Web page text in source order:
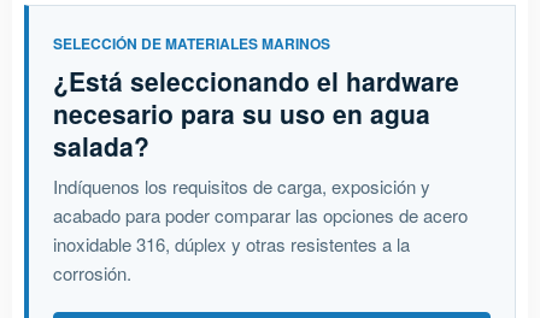
SELECCIÓN DE MATERIALES MARINOS
¿Está seleccionando el hardware
necesario para su uso en agua
salada?
Indíquenos los requisitos de carga, exposición y
acabado para poder comparar las opciones de acero
inoxidable 316, dúplex y otras resistentes a la
corrosión.